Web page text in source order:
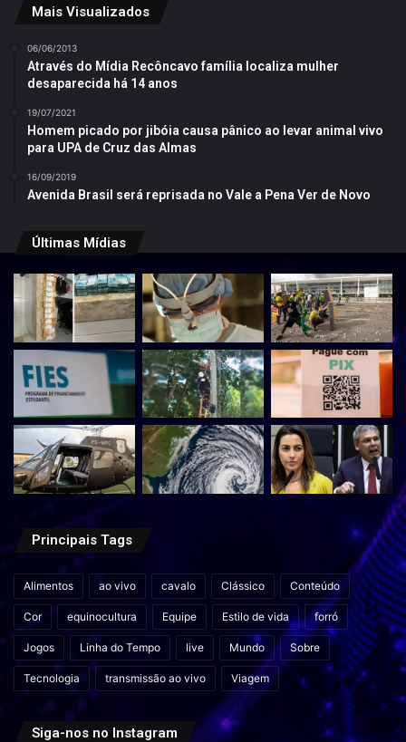
Mais Visualizados
06/06/2013
Através do Mídia Recôncavo família localiza mulher
desaparecida há 14 anos
19/07/2021
Homem picado por jibóia causa pânico ao levar animal vivo
para UPA de Cruz das Almas
16/09/2019
Avenida Brasil será reprisada no Vale a Pena Ver de Novo
Últimas Mídias
Principais Tags
Alimentos ao vivo cavalo Clássico Conteúdo
Cor equinocultura Equipe Estilo de vida forró
Jogos Linha do Tempo live Mundo Sobre
Tecnologia transmissão ao vivo Viagem
Siga-nos no Instagram